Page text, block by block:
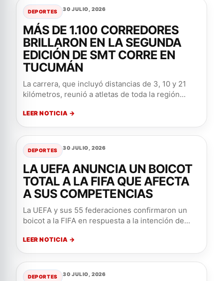
DEPORTES 30 JULIO, 2026
MÁS DE 1.100 CORREDORES
BRILLARON EN LA SEGUNDA
EDICIÓN DE SMT CORRE EN
TUCUMÁN
La carrera, que incluyó distancias de 3, 10 y 21
kilómetros, reunió a atletas de toda la región...
LEER NOTICIA →
DEPORTES 30 JULIO, 2026
LA UEFA ANUNCIA UN BOICOT
TOTAL A LA FIFA QUE AFECTA
A SUS COMPETENCIAS
La UEFA y sus 55 federaciones confirmaron un
boicot a la FIFA en respuesta a la intención de...
LEER NOTICIA →
DEPORTES 30 JULIO, 2026